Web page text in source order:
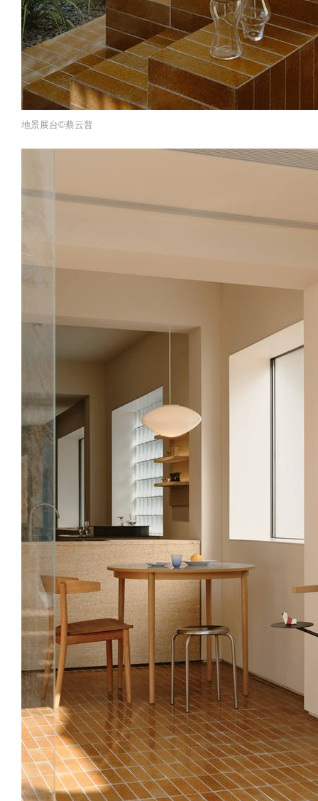
地景展台©️蔡云普